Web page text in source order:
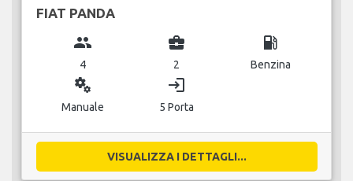
FIAT PANDA
group
4
business_center
2
local_gas_station
Benzina
miscellaneous_services
Manuale
login
5 Porta
VISUALIZZA I DETTAGLI...